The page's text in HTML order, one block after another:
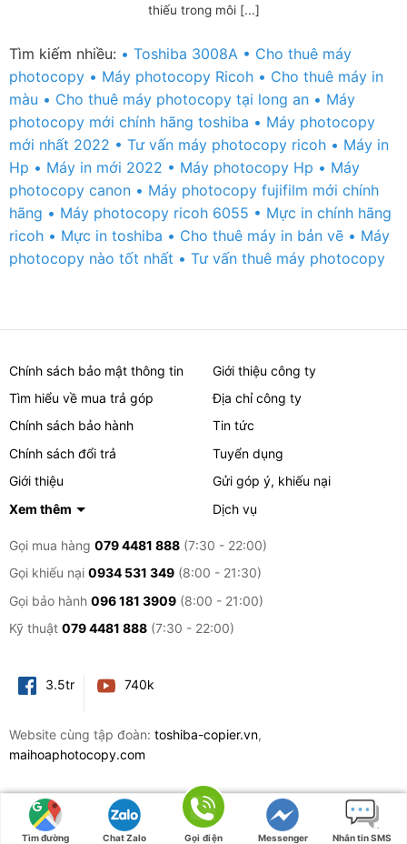
thiếu trong môi [...]
Tìm kiếm nhiều: Toshiba 3008A
Cho thuê máy
photocopy
Máy photocopy Ricoh
Cho thuê máy in
màu
Cho thuê máy photocopy tại long an
Máy
photocopy mới chính hãng toshiba
Máy photocopy
mới nhất 2022
Tư vấn máy photocopy ricoh
Máy in
Hp
Máy in mới 2022 Máy photocopy Hp
Máy
photocopy canon
Máy photocopy fujifilm mới chính
hãng
Máy photocopy ricoh 6055
​Mực in chính hãng
ricoh
Mực in toshiba ​Cho thuê máy in bản vẽ
Máy
photocopy nào tốt nhất
Tư vấn thuê máy photocopy
Chính sách bảo mật thông tin
Tìm hiểu về mua trả góp
Chính sách bảo hành
Chính sách đổi trả
Giới thiệu
Xem thêm
Giới thiệu công ty
Địa chỉ công ty
Tin tức
Tuyển dụng
Gửi góp ý, khiếu nại
Dịch vụ
Gọi mua hàng 079 4481 888 (7:30 - 22:00)
Gọi khiếu nại 0934 531 349 (8:00 - 21:30)
Gọi bảo hành 096 181 3909 (8:00 - 21:00)
Kỹ thuật 079 4481 888 (7:30 - 22:00)
3.5tr 740k
Website cùng tập đoàn: toshiba-copier.vn,
maihoaphotocopy.com
© 2026 Azcopy.vn là nhà phân phối, bán lẻ các sản phẩm máy photocopy thương hiệu
Konica Minolta, Ricoh, Toshiba, Canon, Fujiflim, Hp... thị trường việt nam
Tìm đường
Chat Zalo Gọi điện Messenger Nhắn tin SMS